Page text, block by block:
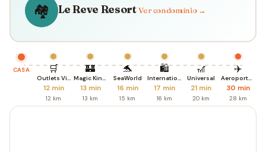
🏘️ Le Reve ResortVer condomínio →
CASA 🛒
Outlets Vineland
12 min
12 km
🏰
Magic Kingdom
13 min
13 km
🐬
SeaWorld
16 min
15 km
🛍️
International Dr.
17 min
16 km
🎢
Universal
21 min
20 km
✈️
Aeroporto MCO
30 min
28 km